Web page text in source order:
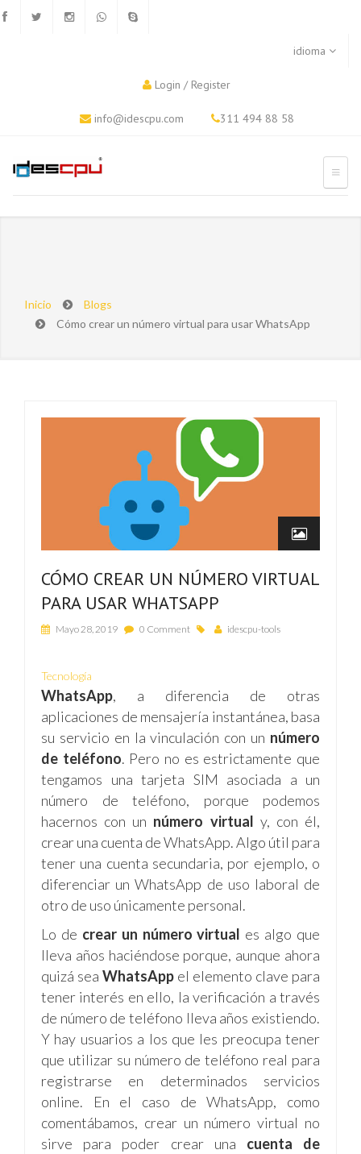
idioma
Login / Register
info@idescpu.com 311 494 88 58
Inicio
Blogs
Cómo crear un número virtual para usar WhatsApp
CÓMO CREAR UN NÚMERO VIRTUAL
PARA USAR WHATSAPP
Mayo 28, 2019 0 Comment idescpu-tools
Tecnología
WhatsApp, a diferencia de otras
aplicaciones de mensajería instantánea, basa
su servicio en la vinculación con un número
de teléfono. Pero no es estrictamente que
tengamos una tarjeta SIM asociada a un
número de teléfono, porque podemos
hacernos con un número virtual y, con él,
crear una cuenta de WhatsApp. Algo útil para
tener una cuenta secundaria, por ejemplo, o
diferenciar un WhatsApp de uso laboral de
otro de uso únicamente personal.
Lo de crear un número virtual es algo que
lleva años haciéndose porque, aunque ahora
quizá sea WhatsApp el elemento clave para
tener interés en ello, la verificación a través
de número de teléfono lleva años existiendo.
Y hay usuarios a los que les preocupa tener
que utilizar su número de teléfono real para
registrarse en determinados servicios
online. En el caso de WhatsApp, como
comentábamos, crear un número virtual no
sirve para poder crear una cuenta de